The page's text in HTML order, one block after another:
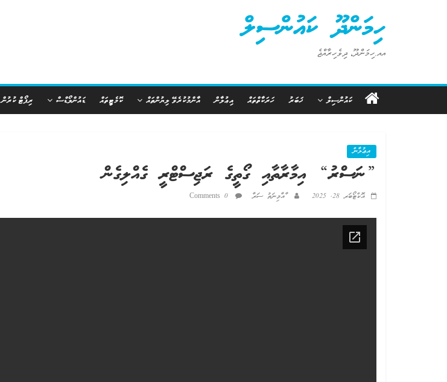
ހިމަންދޫ ކައުންސިލް
އއ.ހިމަންދޫ، ދިވެހިރާއްޖެ
ކައުންސިލް ޚަބަރު ހަރަކާތްތައް އިޢުލާން އާންމުކުރެވޭ ލިޔުންތައް ކޮމެޓީތައް ޑައުންލޯޑްސް ރިޕޯޓް ކުރުން
އިޢުލާން
”ނަސްރު“ އިމާރާތާއި ގޯތީގެ ރަޖިސްޓްރީ ގެއްލިގެން
އޮކްޓޯބަރ 28, 2025 ާއާމިނަތު ސަރާ